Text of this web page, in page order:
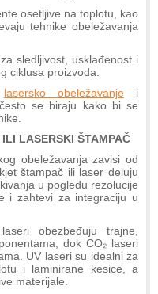
osetljive na toplotu, kao
tehnike obeležavanja
sledljivost, usklađenost i
ciklusa proizvoda.
lasersko obeležavanjei
se biraju kako bi se
LASERSKI ŠTAMPAČ
obeležavanja zavisi od
štampač ili laser deluju
u pogledu rezolucije
i zahtevi za integraciju u
obezbeđuju trajne,
dok CO₂ laseri
UV laseri su idealni za
i laminirane kesice, a
materijale.